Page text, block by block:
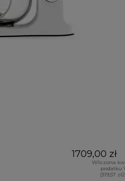
1709,00 zł
Wliczona
podatku
(319,57